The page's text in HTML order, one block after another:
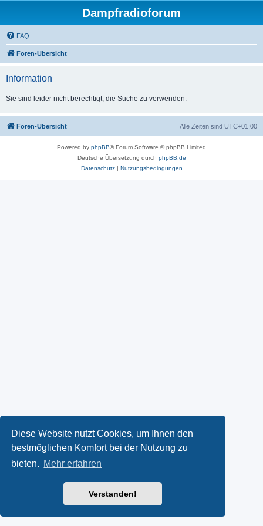
Diese Website nutzt Cookies, um Ihnen den
bestmöglichen Komfort bei der Nutzung zu
bieten. Mehr erfahren
Verstanden!
Dampfradioforum
FAQ
Foren-Übersicht
Information
Sie sind leider nicht berechtigt, die Suche zu verwenden.
Foren-Übersicht Alle Zeiten sind UTC+01:00
Powered by phpBB® Forum Software © phpBB Limited
Deutsche Übersetzung durch phpBB.de
Datenschutz| Nutzungsbedingungen